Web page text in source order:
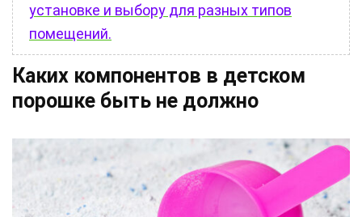
установке и выбору для разных типов
помещений.
Каких компонентов в детском
порошке быть не должно